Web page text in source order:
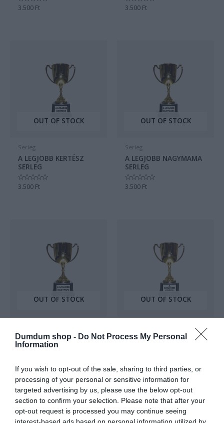
Dumdum shop - Do Not Process My Personal
Information
If you wish to opt-out of the sale, sharing to third parties, or
processing of your personal or sensitive information for
targeted advertising by us, please use the below opt-out
section to confirm your selection. Please note that after your
opt-out request is processed you may continue seeing
Értékelés:
3.500 Ft
Értékelés:
3.500 Ft
OUT OF STOCK
Serleg
A LEGJOBB KERTÉSZ
SERLEG
Értékelés:
3.500 Ft
OUT OF STOCK
Serleg
A LEGJOBB NAGYMAMA
SERLEG
Értékelés:
3.500 Ft
OUT OF STOCK
A LEGJOBB NAGYPAPA
SERLEG
0
5
3.500 Ft
OUT OF STOCK
A LEGJOBB ORVOS
0
5
3.500 Ft